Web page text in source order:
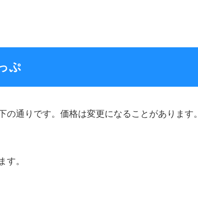
ぷ
通りです。価格は変更になることがあります。
す。